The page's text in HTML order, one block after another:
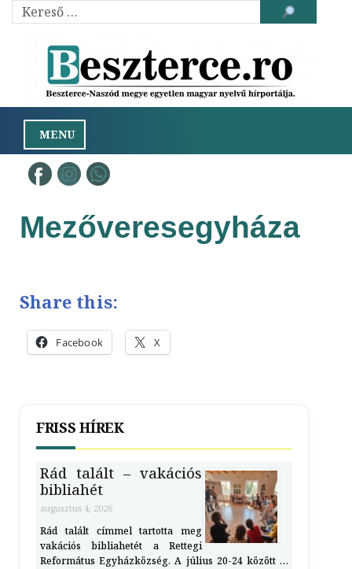
Toggle
navigation
Mezőveresegyháza
Share this:
Facebook X
FRISS HÍREK
Rád talált – vakációs
bibliahét
augusztus 4, 2026
Rád talált címmel tartotta meg
vakációs bibliahetét a Rettegi
Református Egyházközség. A július 20-24 között …